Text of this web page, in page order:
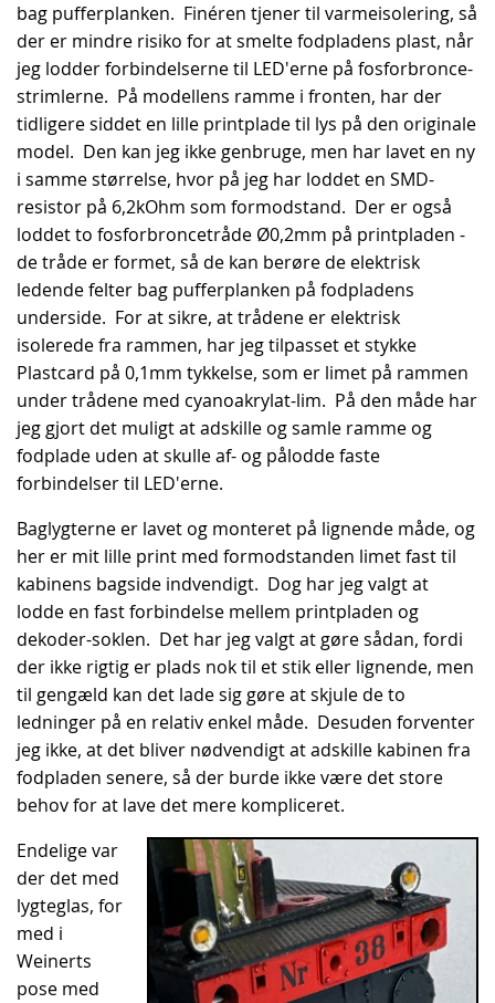
bag pufferplanken. Finéren tjener til varmeisolering, så
der er mindre risiko for at smelte fodpladens plast, når
jeg lodder forbindelserne til LED'erne på fosforbronce-
strimlerne. På modellens ramme i fronten, har der
tidligere siddet en lille printplade til lys på den originale
model. Den kan jeg ikke genbruge, men har lavet en ny
i samme størrelse, hvor på jeg har loddet en SMD-
resistor på 6,2kOhm som formodstand. Der er også
loddet to fosforbroncetråde Ø0,2mm på printpladen -
de tråde er formet, så de kan berøre de elektrisk
ledende felter bag pufferplanken på fodpladens
underside. For at sikre, at trådene er elektrisk
isolerede fra rammen, har jeg tilpasset et stykke
Plastcard på 0,1mm tykkelse, som er limet på rammen
under trådene med cyanoakrylat-lim. På den måde har
jeg gjort det muligt at adskille og samle ramme og
fodplade uden at skulle af- og pålodde faste
forbindelser til LED'erne.
Baglygterne er lavet og monteret på lignende måde, og
her er mit lille print med formodstanden limet fast til
kabinens bagside indvendigt. Dog har jeg valgt at
lodde en fast forbindelse mellem printpladen og
dekoder-soklen. Det har jeg valgt at gøre sådan, fordi
der ikke rigtig er plads nok til et stik eller lignende, men
til gengæld kan det lade sig gøre at skjule de to
ledninger på en relativ enkel måde. Desuden forventer
jeg ikke, at det bliver nødvendigt at adskille kabinen fra
fodpladen senere, så der burde ikke være det store
behov for at lave det mere kompliceret.
Endelige var
der det med
lygteglas, for
med i
Weinerts
pose med